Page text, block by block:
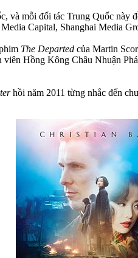
và mỗi đối tác Trung Quốc
Capital, Shanghai Media
The Departed của Martin
viên Hồng Kông Châu Nhuận
hồi năm 2011 từng nhắc đến